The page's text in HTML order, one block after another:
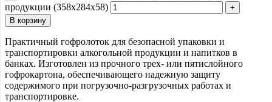
продукции (358x284x58)
В корзину
Практичный гофролоток для безопасной упаковки и
транспортировки алкогольной продукции и напитков в
банках. Изготовлен из прочного трех- или пятислойного
гофрокартона, обеспечивающего надежную защиту
содержимого при погрузочно-разгрузочных работах и
транспортировке.